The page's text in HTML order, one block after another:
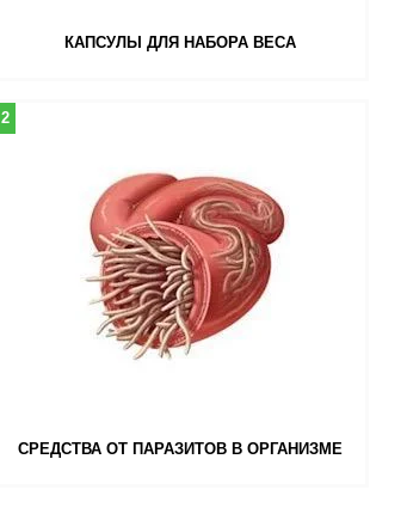
КАПСУЛЫ ДЛЯ НАБОРА ВЕСА
СРЕДСТВА ОТ ПАРАЗИТОВ В ОРГАНИЗМЕ
2